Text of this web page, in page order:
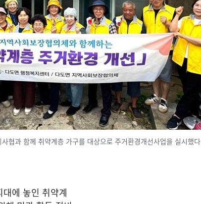
협과 함께 취약계층 가구를 대상으로 주거환경개선사업을 실시했다
에 놓인 취약계